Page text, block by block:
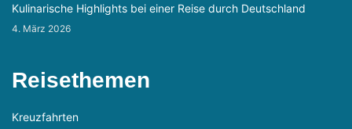
Kulinarische Highlights bei einer Reise durch Deutschland
4. März 2026
Reisethemen
Kreuzfahrten